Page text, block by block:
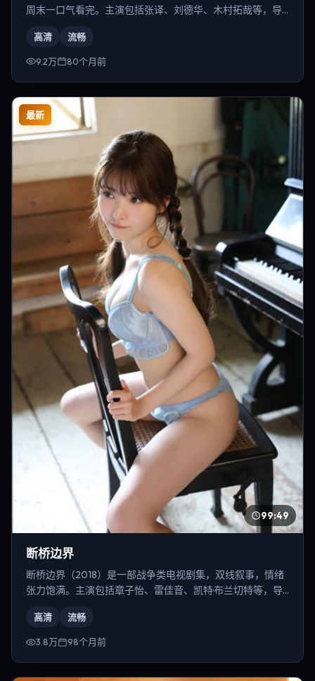
周末一口气看完。主演包括张译、刘德华、木村拓哉等，导
高清 流畅
9.2万 80个月前
最新
99:49
断桥边界
断桥边界（2018）是一部战争类电视剧集，双线叙事，情绪
张力饱满。主演包括章子怡、雷佳音、凯特·布兰切特等，导
高清 流畅
3.8万 98个月前